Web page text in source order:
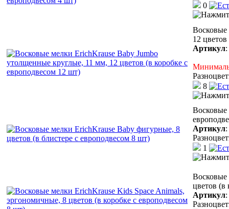
0
Восковые
12
Артикул:
8
Восковые
Артикул:
1
Восковые
цветов (в
Артикул: